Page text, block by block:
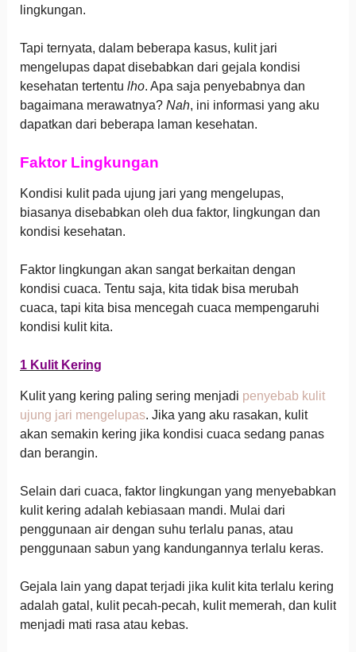
lingkungan.
Tapi ternyata, dalam beberapa kasus, kulit jari
mengelupas dapat disebabkan dari gejala kondisi
kesehatan tertentu lho. Apa saja penyebabnya dan
bagaimana merawatnya? Nah, ini informasi yang aku
dapatkan dari beberapa laman kesehatan.
Faktor Lingkungan
Kondisi kulit pada ujung jari yang mengelupas,
biasanya disebabkan oleh dua faktor, lingkungan dan
kondisi kesehatan.
Faktor lingkungan akan sangat berkaitan dengan
kondisi cuaca. Tentu saja, kita tidak bisa merubah
cuaca, tapi kita bisa mencegah cuaca mempengaruhi
kondisi kulit kita.
1 Kulit Kering
Kulit yang kering paling sering menjadi penyebab kulit
ujung jari mengelupas. Jika yang aku rasakan, kulit
akan semakin kering jika kondisi cuaca sedang panas
dan berangin.
Selain dari cuaca, faktor lingkungan yang menyebabkan
kulit kering adalah kebiasaan mandi. Mulai dari
penggunaan air dengan suhu terlalu panas, atau
penggunaan sabun yang kandungannya terlalu keras.
Gejala lain yang dapat terjadi jika kulit kita terlalu kering
adalah gatal, kulit pecah-pecah, kulit memerah, dan kulit
menjadi mati rasa atau kebas.